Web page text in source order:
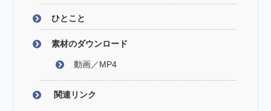
ひとこと
素材のダウンロード
動画／MP4
関連リンク